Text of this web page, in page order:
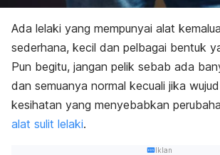
Ada lelaki yang mempunyai alat
sederhana, kecil dan pelbagai bentuk
Pun begitu, jangan pelik sebab ada
dan semuanya normal kecuali jika
kesihatan yang menyebabkan
alat sulit lelaki.
Iklan